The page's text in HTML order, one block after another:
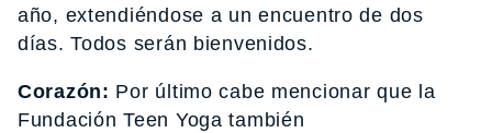
año, extendiéndose a un encuentro de dos
días. Todos serán bienvenidos.
Corazón: Por último cabe mencionar que la
Fundación Teen Yoga también